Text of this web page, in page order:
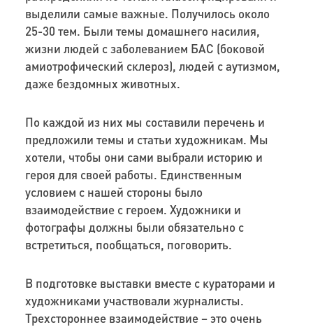
выделили самые важные. Получилось около
25-30 тем. Были темы домашнего насилия,
жизни людей с заболеванием БАС (боковой
амиотрофический склероз), людей с аутизмом,
даже бездомных животных.
По каждой из них мы составили перечень и
предложили темы и статьи художникам. Мы
хотели, чтобы они сами выбрали историю и
героя для своей работы. Единственным
условием с нашей стороны было
взаимодействие с героем. Художники и
фотографы должны были обязательно с
встретиться, пообщаться, поговорить.
В подготовке выставки вместе с кураторами и
художниками участвовали журналисты.
Трехстороннее взаимодействие – это очень